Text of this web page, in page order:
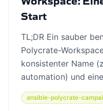
Start
TL;DR Ein sauber
Polycrate-
konsistenter Name
automation) und
ansible-polycrate-